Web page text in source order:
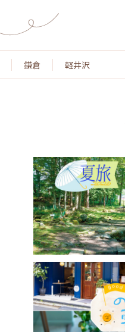
鎌倉 軽井沢
名所・旧跡 温泉・スパ